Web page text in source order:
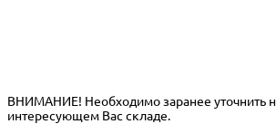
ВНИМАНИЕ! Необходимо заранее уточнить
интересующем Вас складе.